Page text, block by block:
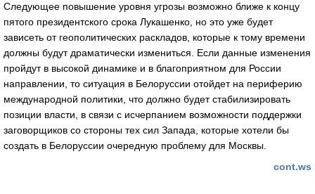
Следующее повышение уровня угрозы возможно ближе к концу
пятого президентского срока Лукашенко, но это уже будет
зависеть от геополитических раскладов, которые к тому времени
должны будут драматически измениться. Если данные изменения
пройдут в высокой динамике и в благоприятном для России
направлении, то ситуация в Белоруссии отойдет на периферию
международной политики, что должно будет стабилизировать
позиции власти, в связи с исчерпанием возможности поддержки
заговорщиков со стороны тех сил Запада, которые хотели бы
создать в Белоруссии очередную проблему для Москвы.
cont.ws